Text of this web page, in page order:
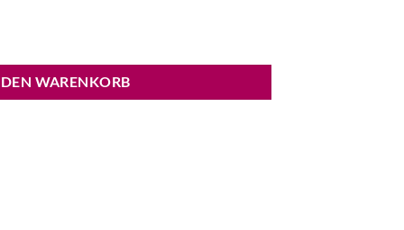
WARENKORB